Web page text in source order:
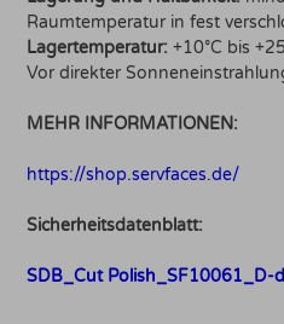
Raumtemperatur in fest
Lagertemperatur: +10°C bis
Vor direkter
MEHR INFORMATIONEN:
https://shop.servfaces.de/
Sicherheitsdatenblatt:
SDB_Cut Polish_SF10061_D-